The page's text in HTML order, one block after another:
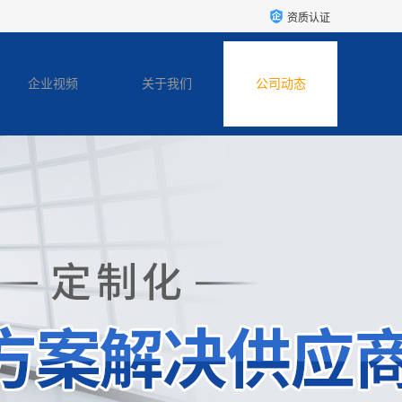
资质认证
企业视频 关于我们 公司动态
联系方式